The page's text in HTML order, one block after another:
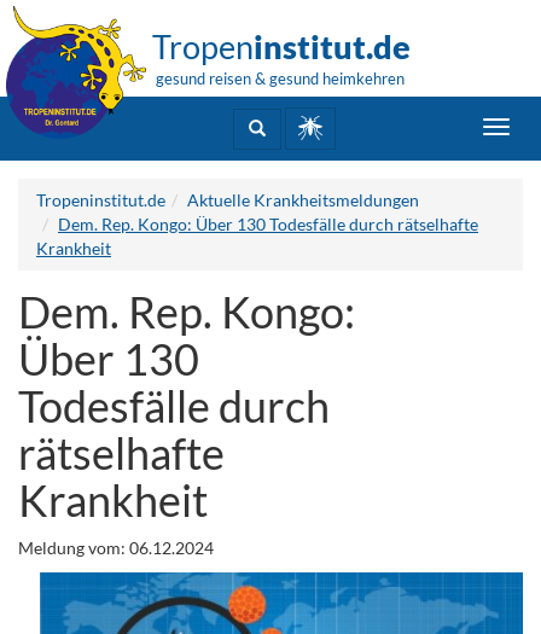
Tropeninstitut.de
gesund reisen & gesund heimkehren
Tropeninstitut.de
Aktuelle Krankheitsmeldungen
Dem. Rep. Kongo: Über 130 Todesfälle durch rätselhafte
Krankheit
Dem. Rep. Kongo:
Über 130
Todesfälle durch
rätselhafte
Krankheit
Meldung vom: 06.12.2024